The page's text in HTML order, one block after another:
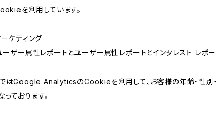
を利用しています。
ケティング
ー属性レポートとユーザー属性レポートとインタレスト レポー
ではGoogle AnalyticsのCookieを利用して、お客様の年齢・性別
ております。